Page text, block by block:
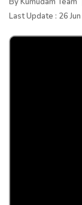
Last Update : 26